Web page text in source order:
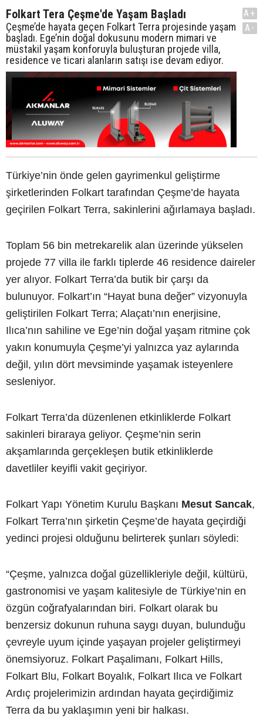
Folkart Tera Çeşme'de Yaşam Başladı
Çeşme’de hayata geçen Folkart Terra projesinde yaşam
başladı. Ege’nin doğal dokusunu modern mimari ve
müstakil yaşam konforuyla buluşturan projede villa,
residence ve ticari alanların satışı ise devam ediyor.
A+
A-
Türkiye’nin önde gelen gayrimenkul geliştirme
şirketlerinden Folkart tarafından Çeşme’de hayata
geçirilen Folkart Terra, sakinlerini ağırlamaya başladı.
Toplam 56 bin metrekarelik alan üzerinde yükselen
projede 77 villa ile farklı tiplerde 46 residence daireler
yer alıyor. Folkart Terra’da butik bir çarşı da
bulunuyor. Folkart’ın “Hayat buna değer” vizyonuyla
geliştirilen Folkart Terra; Alaçatı’nın enerjisine,
Ilıca’nın sahiline ve Ege’nin doğal yaşam ritmine çok
yakın konumuyla Çeşme’yi yalnızca yaz aylarında
değil, yılın dört mevsiminde yaşamak isteyenlere
sesleniyor.
Folkart Terra’da düzenlenen etkinliklerde Folkart
sakinleri biraraya geliyor. Çeşme’nin serin
akşamlarında gerçekleşen butik etkinliklerde
davetliler keyifli vakit geçiriyor.
Folkart Yapı Yönetim Kurulu Başkanı Mesut Sancak,
Folkart Terra’nın şirketin Çeşme’de hayata geçirdiği
yedinci projesi olduğunu belirterek şunları söyledi:
“Çeşme, yalnızca doğal güzellikleriyle değil, kültürü,
gastronomisi ve yaşam kalitesiyle de Türkiye’nin en
özgün coğrafyalarından biri. Folkart olarak bu
benzersiz dokunun ruhuna saygı duyan, bulunduğu
çevreyle uyum içinde yaşayan projeler geliştirmeyi
önemsiyoruz. Folkart Paşalimanı, Folkart Hills,
Folkart Blu, Folkart Boyalık, Folkart Ilıca ve Folkart
Ardıç projelerimizin ardından hayata geçirdiğimiz
Terra da bu yaklaşımın yeni bir halkası.